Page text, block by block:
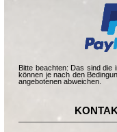
Bitte beachten: Das sind die
können je nach den
angebotenen abweichen.